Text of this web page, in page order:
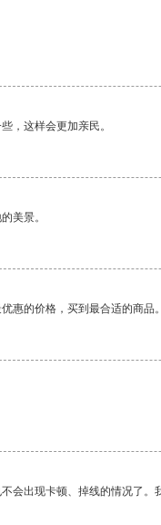
，这样会更加亲民。
美景。
惠的价格，买到最合适的商品。
会出现卡顿、掉线的情况了